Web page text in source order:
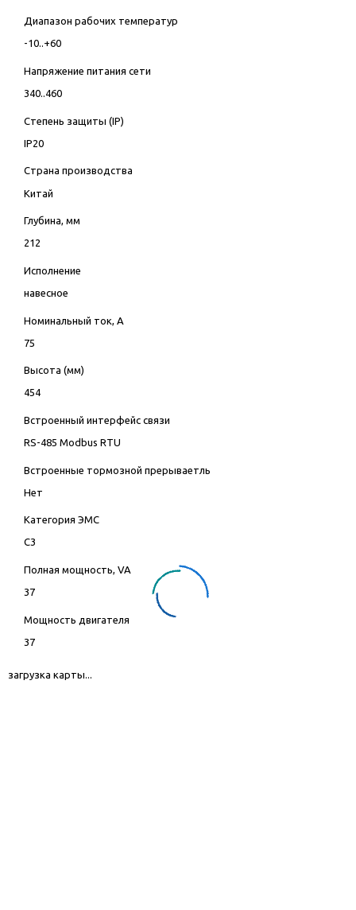
Диапазон рабочих температур
-10..+60
Напряжение питания сети
340..460
Степень защиты (IP)
IP20
Страна производства
Китай
Глубина, мм
212
Исполнение
навесное
Номинальный ток, А
75
Высота (мм)
454
Встроенный интерфейс связи
RS-485 Modbus RTU
Встроенные тормозной прерываетль
Нет
Категория ЭМС
C3
Полная мощность, VA
37
Мощность двигателя
37
загрузка карты...